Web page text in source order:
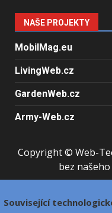
NAŠE PROJEKTY
MobilMag.eu
LivingWeb.cz
GardenWeb.cz
Army-Web.cz
Copyright © Web-
bez
Související